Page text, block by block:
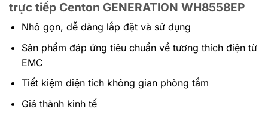
trực tiếp Centon GENERATION WH8558EP
Nhỏ gọn, dễ dàng lắp đặt và sử dụng
Sản phẩm đáp ứng tiêu chuẩn về tương thích điện từ
EMC
Tiết kiệm diện tích không gian phòng tắm
Giá thành kinh tế